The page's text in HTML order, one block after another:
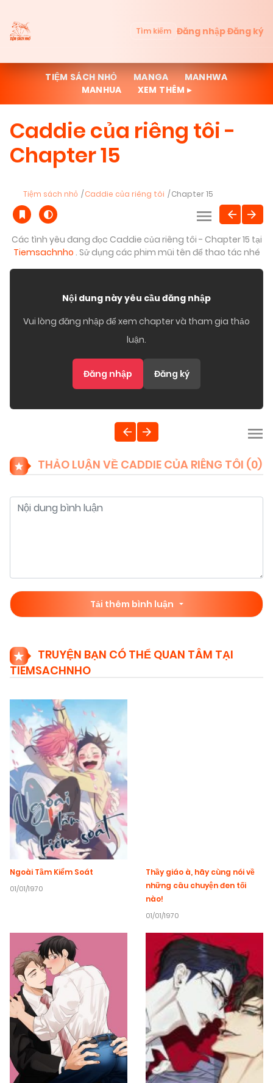
Tìm kiếm Đăng nhậpĐăng ký
TIỆM SÁCH NHỎ MANGA
MANHWA
MANHUA
XEM THÊM ▸
Caddie của riêng tôi -
Chapter 15
Tiệm sách nhỏ Caddie của riêng tôi Chapter 15
Các tình yêu đang đọc Caddie của riêng tôi - Chapter 15 tại
Tiemsachnho . Sử dụng các phim mũi tên để thao tác nhé
Nội dung này yêu cầu đăng nhập
Vui lòng đăng nhập để xem chapter và tham gia thảo
luận.
Đăng nhập Đăng ký
THẢO LUẬN VỀ CADDIE CỦA RIÊNG TÔI (0)
Tải thêm bình luận
TRUYỆN BẠN CÓ THỂ QUAN TÂM TẠI
TIEMSACHNHO
Ngoài Tầm Kiểm Soát
01/01/1970
Thầy giáo à, hãy cùng nói về
những câu chuyện đen tối
nào!
01/01/1970